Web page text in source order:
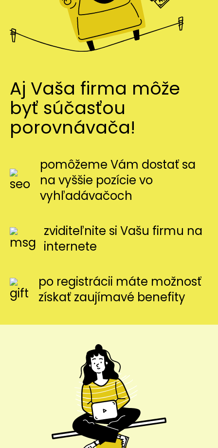
Aj Vaša firma môže
byť súčasťou
porovnávača!
pomôžeme Vám dostať sa
na vyššie pozície vo
vyhľadávačoch
zviditeľnite si Vašu firmu na
internete
po registrácii máte možnosť
získať zaujímavé benefity